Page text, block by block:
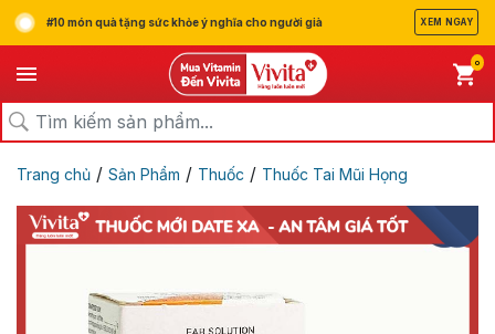
#10 món quà tặng sức khỏe ý nghĩa cho người già XEM NGAY
0
Trang chủ / Sản Phẩm / Thuốc / Thuốc Tai Mũi Họng